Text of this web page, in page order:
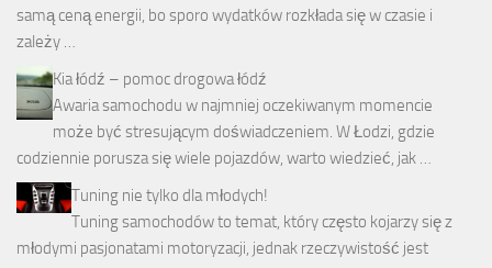
samą ceną energii, bo sporo wydatków rozkłada się w czasie i
zależy …
Kia łódź – pomoc drogowa łódź
Awaria samochodu w najmniej oczekiwanym momencie
może być stresującym doświadczeniem. W Łodzi, gdzie
codziennie porusza się wiele pojazdów, warto wiedzieć, jak …
Tuning nie tylko dla młodych!
Tuning samochodów to temat, który często kojarzy się z
młodymi pasjonatami motoryzacji, jednak rzeczywistość jest